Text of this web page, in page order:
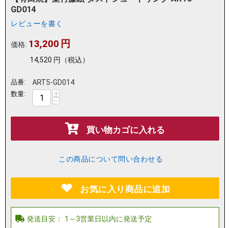
GD014
レビューを書く
価格: 13,200 円
14,520 円 （税込）
品番: ART5-GD014
数量: +
−
買い物カゴに入れる
この商品について問い合わせる
お気に入り商品に追加